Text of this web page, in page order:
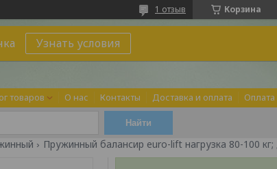
Корзина
1 отзыв
Узнать условия
товаров О нас Контакты Доставка и оплата
Найти
Пружинный балансир euro-lift нагрузка 80-100 кг;